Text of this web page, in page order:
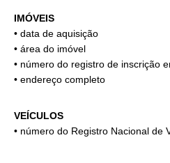
IMÓVEIS
• data de aquisição
• área do imóvel
• número do registro de inscrição
• endereço completo
VEÍCULOS
• número do Registro Nacional de